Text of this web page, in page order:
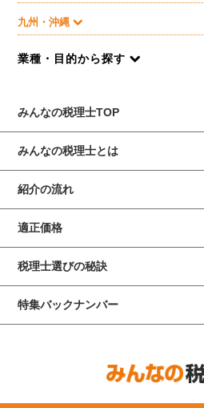
九州・沖縄
業種・目的から探す
みんなの税理士TOP
みんなの税理士とは
紹介の流れ
適正価格
税理士選びの秘訣
特集バックナンバー